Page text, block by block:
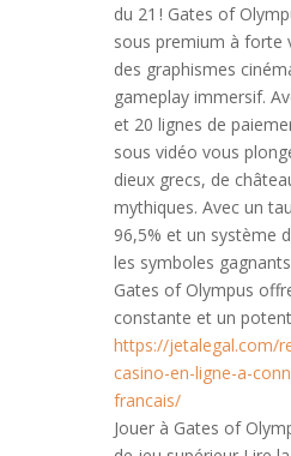
du 21 ! Gates of
sous premium à forte
des graphismes
gameplay immersif.
et 20 lignes de
sous vidéo vous
dieux grecs, de
mythiques. Avec un
96,5% et un système
les symboles
Gates of Olympus
constante et un
https://jetalegal.com/
casino-en-ligne-a-
francais/
Jouer à Gates of